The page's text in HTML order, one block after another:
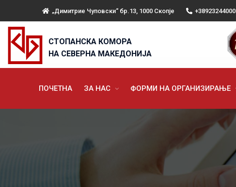
„Димитрие Чуповски“ бр.13, 1000 Скопје +38923244000
СТОПАНСКА КОМОРА
НА СЕВЕРНА МАКЕДОНИЈА
ПОЧЕТНА ЗА НАС ФОРМИ НА ОРГАНИЗИРАЊЕ